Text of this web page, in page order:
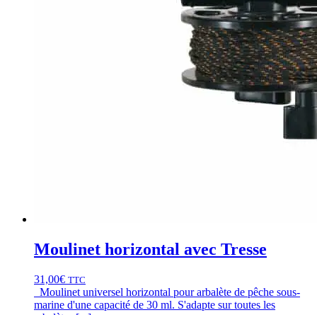
Moulinet horizontal avec Tresse
31,00€ TTC
Moulinet universel horizontal pour arbalète de pêche sous-
marine d'une capacité de 30 ml. S'adapte sur toutes les